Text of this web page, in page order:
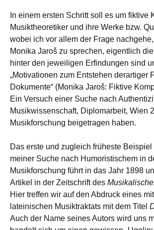
In einem ersten Schritt soll es um fiktive
Musiktheoretiker und ihre Werke bzw.
wobei ich vor allem der Frage
Monika Jaroš zu sprechen, eigentlich die
hinter den jeweiligen Erfindungen sind
„Motivationen zum Entstehen derartiger
Dokumente“ (Monika Jaroš: Fiktive
Ein Versuch einer Suche nach
Musikwissenschaft, Diplomarbeit, Wien
Musikforschung beigetragen haben.
Das erste und zugleich früheste
meiner Suche nach Humoristischem in
Musikforschung führt in das Jahr 1898
Artikel in der Zeitschrift des
Hier treffen wir auf den Abdruck eines
lateinischen Musiktraktats mit dem Titel
Auch der Name seines Autors wird uns